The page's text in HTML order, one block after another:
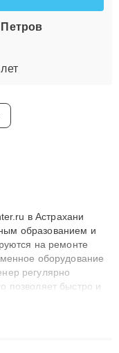
в Астрахани
образованием и
на ремонте
оборудование
регулярно
позволяет быстро и
решают